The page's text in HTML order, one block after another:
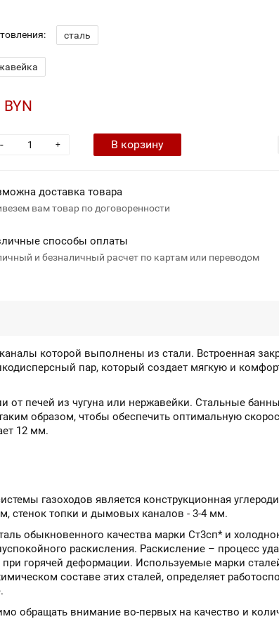
сталь
+
- В корзину
доставка товара
вам товар по договоренности
способы оплаты
и безналичный расчет по картам или переводом
которой выполнены из стали. Встроенная
пар, который создает мягкую и
печей из чугуна или нержавейки. Стальные
образом, чтобы обеспечить оптимальную
12 мм.
газоходов является конструкционная
стенок топки и дымовых каналов - 3-4 мм.
обыкновенного качества марки Ст3сп* и
раскисления. Раскисление – процесс
горячей деформации. Используемые марки
составе этих сталей, определяет
обращать внимание во-первых на качество и